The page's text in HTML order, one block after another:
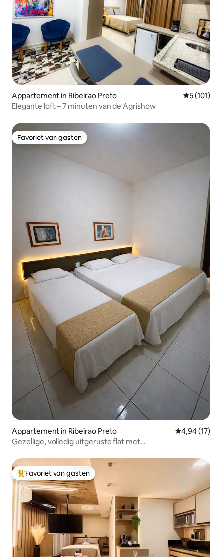
Appartement in Ribeirao Preto
5 (101)
Elegante loft – 7 minuten van de Agrishow
Favoriet van gasten
Favoriet van gasten
Appartement in Ribeirao Preto Gemiddelde
4,94 (17)
Gezellige, volledig uitgeruste flat met
Topfavoriet van gasten
Favoriet van gasten